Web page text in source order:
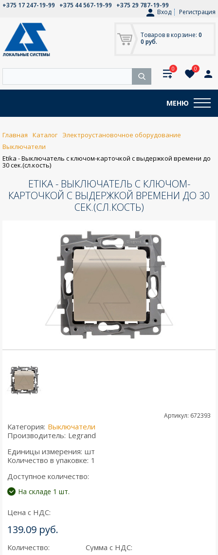
+375 17 247-19-99 +375 44 567-19-99
+375 29 787-19-99
Вход
Регистрация
Товаров в корзине: 0
0 руб.
0 0
МЕНЮ
Главная Каталог
Электроустановочное оборудование
Выключатели
Etika - Выключатель с ключом-карточкой с выдержкой времени до
30 сек.(сл.кость)
ETIKA - ВЫКЛЮЧАТЕЛЬ С КЛЮЧОМ-
КАРТОЧКОЙ С ВЫДЕРЖКОЙ ВРЕМЕНИ ДО 30
СЕК.(СЛ.КОСТЬ)
Артикул: 672393
Категория: Выключатели
Производитель: Legrand
Единицы измерения: шт
Количество в упаковке: 1
Доступное количество:
На складе 1 шт.
Цена с НДС:
139.09 руб.
Количество: Сумма с НДС: